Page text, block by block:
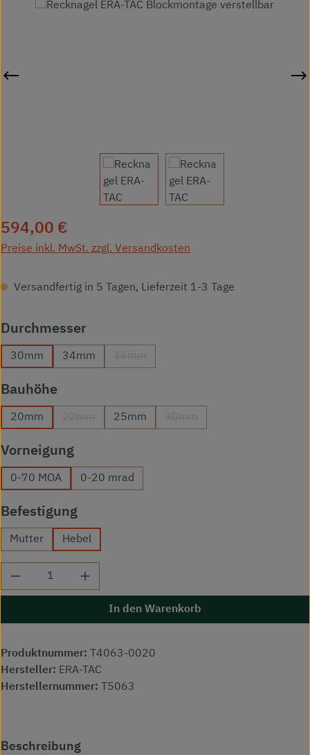
Bildergalerie überspringen
Regulärer Preis:
594,00 €
Preise inkl. MwSt. zzgl. Versandkosten
Versandfertig in 5 Tagen, Lieferzeit 1-3 Tage
Durchmesserauswählen
30mm 34mm
Bauhöheauswählen
20mm 25mm
Vorneigungauswählen
0-70 MOA 0-20 mrad
Befestigungauswählen
Mutter Hebel
Produkt Anzahl: Gib den gewünschten
In den Warenkorb
Produktnummer:
T4063-0020
Hersteller: ERA-TAC
Herstellernummer:
T5063
Beschreibung